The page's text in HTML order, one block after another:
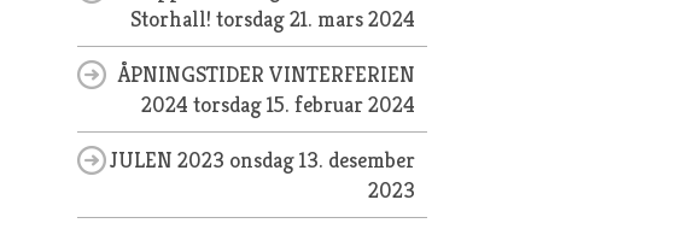
Storhall!torsdag 21. mars 2024
ÅPNINGSTIDER VINTERFERIEN
2024torsdag 15. februar 2024
JULEN 2023 onsdag 13. desember
2023